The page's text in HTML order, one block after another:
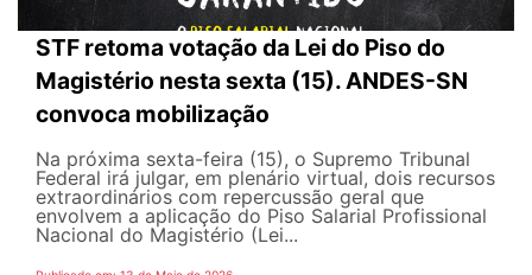
STF retoma votação da Lei do Piso do
Magistério nesta sexta (15). ANDES-SN
convoca mobilização
Na próxima sexta-feira (15), o Supremo Tribunal
Federal irá julgar, em plenário virtual, dois recursos
extraordinários com repercussão geral que
envolvem a aplicação do Piso Salarial Profissional
Nacional do Magistério (Lei...